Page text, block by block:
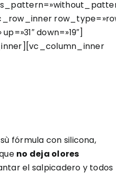
down=»19″]
fórmula con silicona,
no deja olores
el salpicadero y todos